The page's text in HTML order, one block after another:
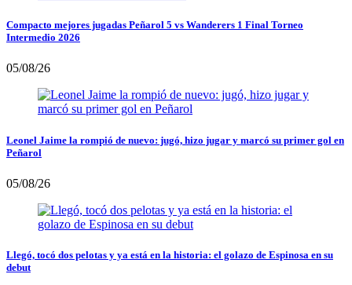
Compacto mejores jugadas Peñarol 5 vs Wanderers 1 Final Torneo
Intermedio 2026
05/08/26
Leonel Jaime la rompió de nuevo: jugó, hizo jugar y marcó su primer gol en
Peñarol
05/08/26
Llegó, tocó dos pelotas y ya está en la historia: el golazo de Espinosa en su
debut